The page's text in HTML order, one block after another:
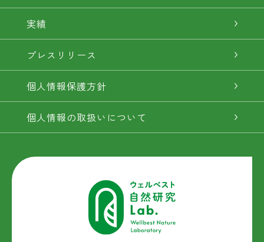
実績
プレスリリース
個人情報保護方針
個人情報の取扱いについて